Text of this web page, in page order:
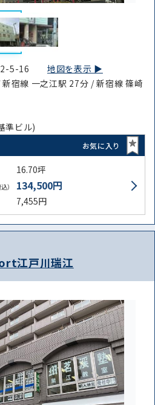
路線・駅
江2-5-16地図を表示 ▶︎
宿線 一之江駅 27分 / 新宿線 篠崎
準ビル)
お気に入り
16.70坪
） 134,500円
7,455円
江戸川瑞江